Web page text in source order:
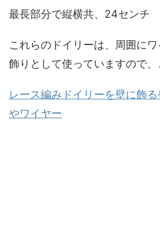
最長部分で縦横共、24センチ
これらのドイリーは、周囲に
飾りとして使っていますので、
レース編みドイリーを壁に飾
やワイヤー